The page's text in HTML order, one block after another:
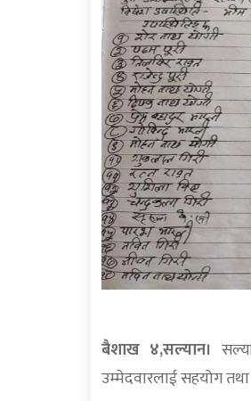
बैशाख ४,सल्यान।
उम्मेदवारलाई सहयोग